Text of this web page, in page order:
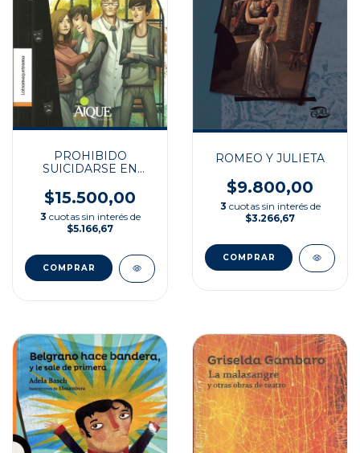
PROHIBIDO
SUICIDARSE EN
$15.500,00
3 cuotas sin interés de
$5.166,67
ROMEO Y JULIETA
$9.800,00
3 cuotas sin interés de
$3.266,67